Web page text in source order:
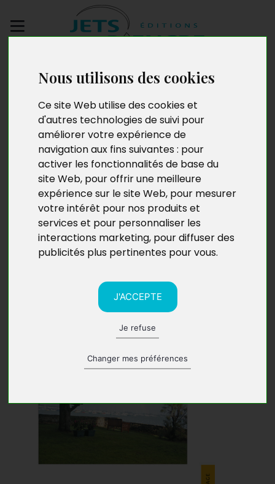
Nous utilisons des cookies
Ce site Web utilise des cookies et
d'autres technologies de suivi pour
améliorer votre expérience de
navigation aux fins suivantes : pour
activer les fonctionnalités de base du
site Web, pour offrir une meilleure
expérience sur le site Web, pour mesurer
votre intérêt pour nos produits et
services et pour personnaliser les
interactions marketing, pour diffuser des
publicités plus pertinentes pour vous.
J'ACCEPTE
Je refuse
Changer mes préférences
manuscrit
Amour et foi d’un
prêtre marié
religieusement